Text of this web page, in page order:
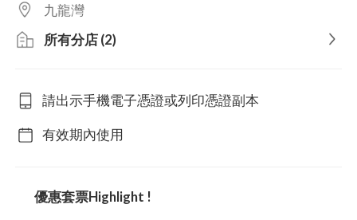
九龍灣
所有分店 (2)
請出示手機電子憑證或列印憑證副本
有效期內使用
優惠套票Highlight !